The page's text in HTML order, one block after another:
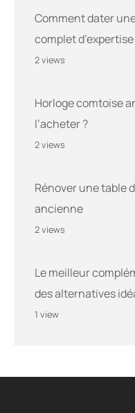
Comment dater
complet d’expertise
2 views
Horloge comtoise
l’acheter ?
2 views
Rénover une table
ancienne
2 views
Le meilleur
des alternatives
1 view